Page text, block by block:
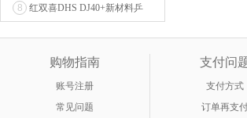
8
红双喜DHS DJ40+新材料乒
乓球 WTT系列...
购物指南
账号注册
常见问题
支付问
支付方式
订单再支